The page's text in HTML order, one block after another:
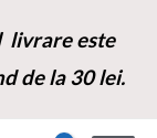
livrare este
de la 30 lei.